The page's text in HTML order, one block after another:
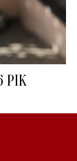
РІК